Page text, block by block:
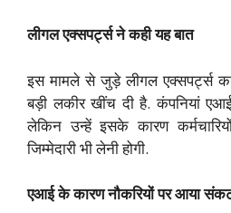
लीगल एक्सपर्ट्स ने कही यह बात
इस मामले से जुड़े लीगल एक्सपर्ट्स
बड़ी लकीर खींच दी है. कंपनियां
लेकिन उन्हें इसके कारण
जिम्मेदारी भी लेनी होगी.
एआई के कारण नौकरियों पर आया